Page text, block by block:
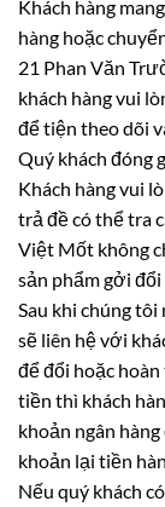
Khách hàng
hàng hoặc
21 Phan Văn
khách hàng vui
để tiện theo dõi
Quý khách đóng
Khách hàng vui
trả đề có thể tra
Việt Mốt không
sản phẩm gởi đổi
Sau khi chúng
sẽ liên hệ với
để đổi hoặc
tiền thì khách
khoản ngân
khoản lại tiền
Nếu quý khách